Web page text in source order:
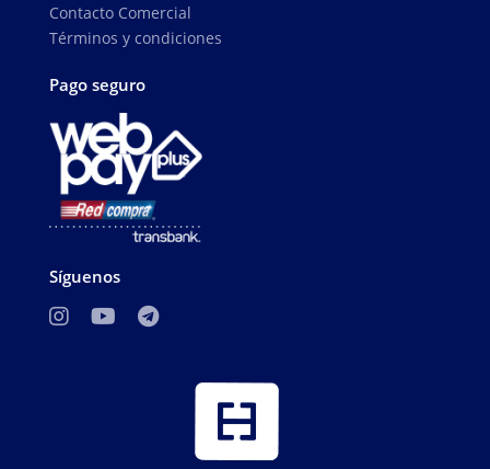
Contacto Comercial
Términos y condiciones
Pago seguro
Síguenos